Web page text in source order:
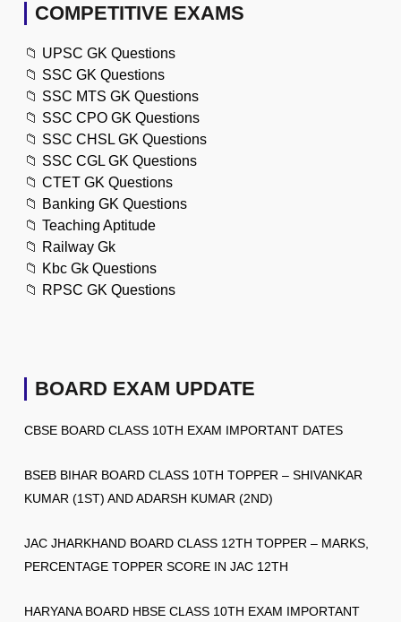
COMPETITIVE EXAMS
📁 UPSC GK Questions
📁 SSC GK Questions
📁 SSC MTS GK Questions
📁 SSC CPO GK Questions
📁 SSC CHSL GK Questions
📁 SSC CGL GK Questions
📁 CTET GK Questions
📁 Banking GK Questions
📁 Teaching Aptitude
📁 Railway Gk
📁 Kbc Gk Questions
📁 RPSC GK Questions
BOARD EXAM UPDATE
CBSE BOARD CLASS 10TH EXAM IMPORTANT DATES
BSEB BIHAR BOARD CLASS 10TH TOPPER – SHIVANKAR
KUMAR (1ST) AND ADARSH KUMAR (2ND)
JAC JHARKHAND BOARD CLASS 12TH TOPPER – MARKS,
PERCENTAGE TOPPER SCORE IN JAC 12TH
HARYANA BOARD HBSE CLASS 10TH EXAM IMPORTANT